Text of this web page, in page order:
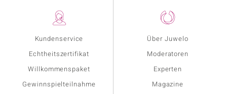
Kundenservice
Echtheitszertifikat
Willkommenspaket
Gewinnspielteilnahme
Über Juwelo
Moderatoren
Experten
Magazine